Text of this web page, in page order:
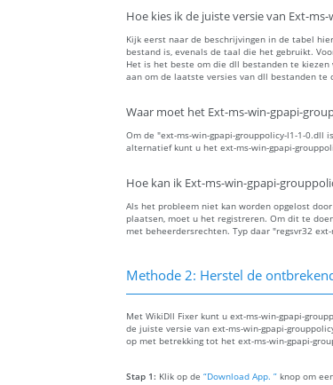
Hoe kies ik de juiste versie van Ext-
Kijk eerst naar de beschrijvingen in de tabel
bestand is, evenals de taal die het gebruikt.
Het is het beste om die dll bestanden te
aan om de laatste versies van dll bestanden
Waar moet het Ext-ms-win-gpapi-
Om de "ext-ms-win-gpapi-grouppolicy-l1-1-
alternatief kunt u het ext-ms-win-gpapi-
Hoe kan ik Ext-ms-win-gpapi-
Als het probleem niet kan worden opgelost
plaatsen, moet u het registreren. Om dit te
met beheerdersrechten. Typ daar "regsvr32
Methode 2: Herstel de
Met WikiDll Fixer kunt u ext-ms-win-gpapi-
de juiste versie van ext-ms-win-gpapi-
op met betrekking tot het ext-ms-win-gpapi-
Stap 1: Klik op de “Download App. ” knop om